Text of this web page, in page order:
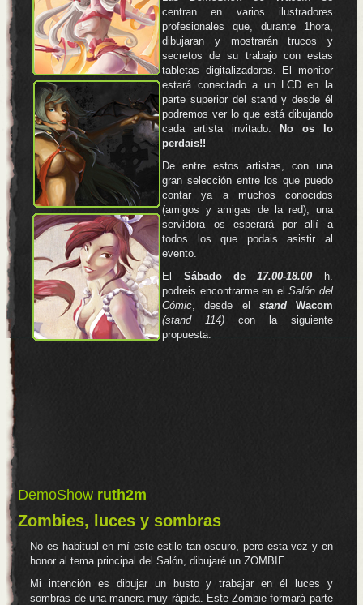
centran en varios ilustradores
profesionales que, durante 1hora,
dibujaran y mostrarán trucos y
secretos de su trabajo con estas
tabletas digitalizadoras. El monitor
estará conectado a un LCD en la
parte superior del stand y desde él
podremos ver lo que está dibujando
cada artista invitado.
No os lo
perdais!!
De entre estos artistas, con una
gran selección entre los que puedo
contar ya a muchos conocidos
(amigos y amigas de la red), una
servidora os esperará por allí a
todos los que podais asistir al
evento.
El Sábado de 17.00-18.00 h.
podreis encontrarme en elSalón del
Cómic, desde el stand Wacom
(stand 114) con la siguiente
propuesta:
DemoShow ruth2m
Zombies, luces y sombras
No es habitual en mí este estilo tan oscuro, pero esta vez y en
honor al tema principal del Salón, dibujaré un ZOMBIE.
Mi intención es dibujar un busto y trabajar en él luces y
sombras de una manera muy rápida. Este Zombie formará parte